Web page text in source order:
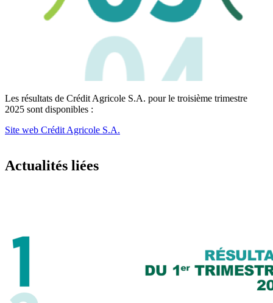
Les résultats de Crédit Agricole S.A. pour le troisième trimestre
2025 sont disponibles :
Site web Crédit Agricole S.A.
Actualités liées